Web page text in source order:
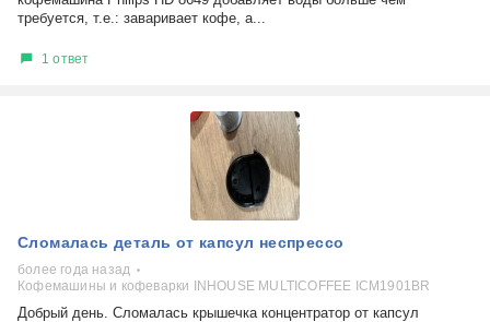
требуется, т.е.: заваривает кофе, а...
1 ответ
Сломалась деталь от капсул неспрессо
более года назад
Кофемашины и кофеварки INHOUSE MULTICOFFEE ICM1901BR
Добрый день. Сломалась крышечка концентратор от капсул